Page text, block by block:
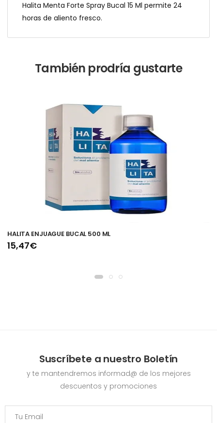
Halita Menta Forte Spray Bucal 15 Ml permite 24
horas de aliento fresco.
También prodría gustarte
HALITA ENJUAGUE BUCAL 500 ML
15,47€
Suscríbete a nuestro Boletín
y te mantendremos informad@ de los mejores
descuentos y promociones